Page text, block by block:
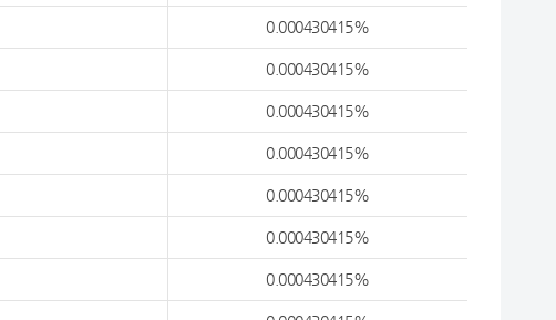
0.000430415%
0.000430415%
0.000430415%
0.000430415%
0.000430415%
0.000430415%
0.000430415%